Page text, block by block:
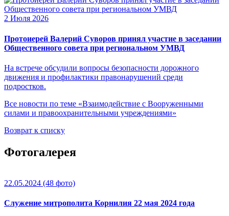
2 Июля 2026
Протоиерей Валерий Суворов принял участие в заседании
Общественного совета при региональном УМВД
На встрече обсудили вопросы безопасности дорожного
движения и профилактики правонарушений среди
подростков.
Все новости по теме «Взаимодействие с Вооруженными
силами и правоохранительными учреждениями»
Возврат к списку
Фотогалерея
22.05.2024 (48 фото)
Служение митрополита Корнилия 22 мая 2024 года